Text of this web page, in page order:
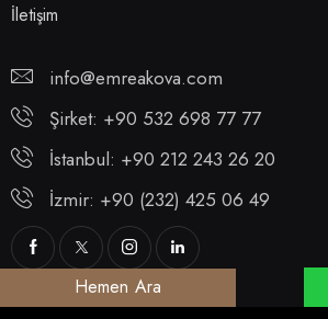
Hemen Ara
İletişim
info@emreakova.com
Şirket: +90 532 698 77 77
İstanbul: +90 212 243 26 20
İzmir: +90 (232) 425 06 49